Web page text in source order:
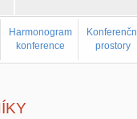
Harmonogram
konference
prostory